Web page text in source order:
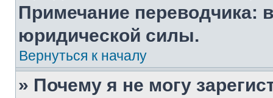
Примечание переводчика:
юридической силы.
Вернуться к началу
» Почему я не могу